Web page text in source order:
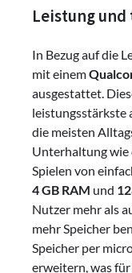
Leistung
In Bezug auf die
mit einem
ausgestattet.
leistungsstärkste
die meisten
Unterhaltung wie
Spielen von
4 GB RAM und
Nutzer mehr als
mehr Speicher
Speicher per
erweitern, was